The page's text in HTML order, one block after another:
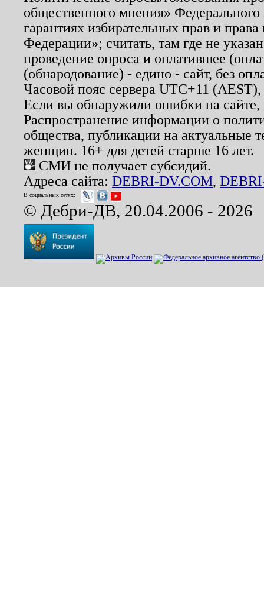
общественного мнения»
гарантиях избирательных прав и
Федерации»; считать, там где не
проведение опроса и оплатившее
(обнародование) - едино - сайт, без
Часовой пояс сервера UTC+11
Если вы обнаружили ошибки на
Распространение информации о
общества, публикации на актуальные
женщин. 16+ для детей старше 16 лет.
СМИ не получает субсидий.
Адреса сайта: DEBRI-DV.COM,
В социальных сетях:
© Дебри-ДВ, 20.04.2006 - 2026